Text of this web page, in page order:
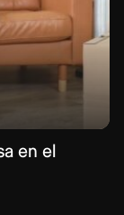
en el